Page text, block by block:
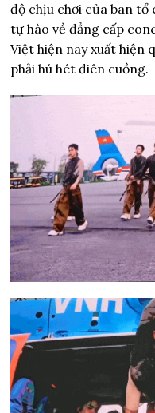
độ chịu chơi của ban tổ
tự hào về đẳng cấp
Việt hiện nay xuất hiện
phải hú hét điên cuồng.